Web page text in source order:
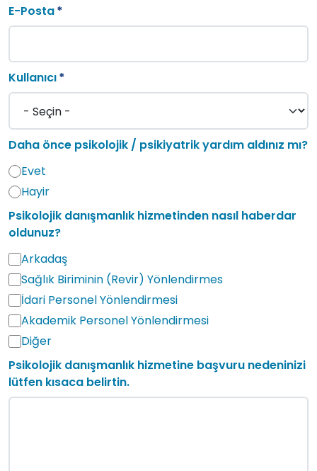
E-Posta
Kullanıcı
Daha önce psikolojik / psikiyatrik yardım aldınız mı?
Evet
Hayir
Psikolojik danışmanlık hizmetinden nasıl haberdar
oldunuz?
Arkadaş
Sağlık Biriminin (Revir) Yönlendirmes
İdari Personel Yönlendirmesi
Akademik Personel Yönlendirmesi
Diğer
Psikolojik danışmanlık hizmetine başvuru nedeninizi
lütfen kısaca belirtin.